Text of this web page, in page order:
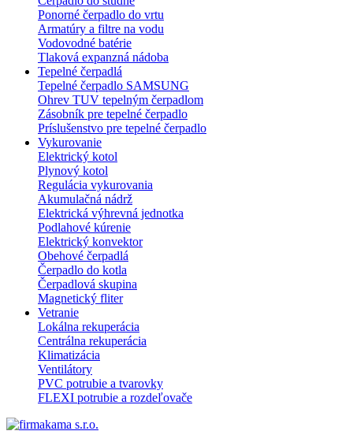
Ponorné čerpadlo do vrtu
Armatúry a filtre na vodu
Vodovodné batérie
Tlaková expanzná nádoba
Tepelné čerpadlá
Tepelné čerpadlo SAMSUNG
Ohrev TUV tepelným čerpadlom
Zásobník pre tepelné čerpadlo
Príslušenstvo pre tepelné čerpadlo
Vykurovanie
Elektrický kotol
Plynový kotol
Regulácia vykurovania
Akumulačná nádrž
Elektrická výhrevná jednotka
Podlahové kúrenie
Elektrický konvektor
Obehové čerpadlá
Čerpadlo do kotla
Čerpadlová skupina
Magnetický fliter
Vetranie
Lokálna rekuperácia
Centrálna rekuperácia
Klimatizácia
Ventilátory
PVC potrubie a tvarovky
FLEXI potrubie a rozdeľovače